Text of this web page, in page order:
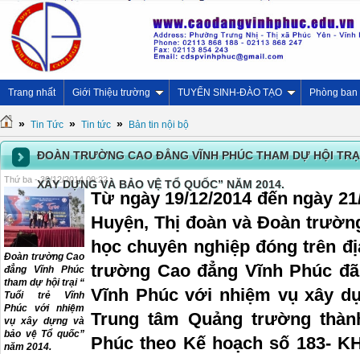
Trang nhất Giới Thiệu trường TUYỂN SINH-ĐÀO TẠO Phòng ban
» Tin Tức » Tin tức » Bản tin nội bộ
ĐOÀN TRƯỜNG CAO ĐẲNG VĨNH PHÚC THAM DỰ HỘI
XÂY DỰNG VÀ BẢO VỆ TỔ QUỐC” NĂM 2014.
Thứ ba - 30/12/2014 09:22
Đoàn trường Cao
đẳng Vĩnh Phúc
tham dự hội trại “
Tuổi trẻ Vĩnh
Phúc với nhiệm
vụ xây dựng và
bảo vệ Tổ quốc”
năm 2014.
Từ ngày 19/12/2014 đến ngày
Huyện, Thị đoàn và Đoàn
học chuyên nghiệp đóng trên
trường Cao đẳng Vĩnh Phúc
Vĩnh Phúc với nhiệm vụ xây
Trung tâm Quảng trường
Phúc theo Kế hoạch số 183-